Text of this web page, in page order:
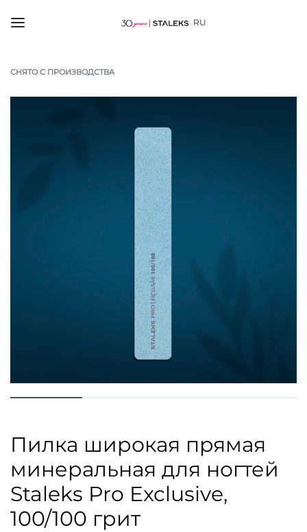
RU
СНЯТО С ПРОИЗВОДСТВА
Пилка широкая прямая
минеральная для ногтей
Staleks Pro Exclusive,
100/100 грит